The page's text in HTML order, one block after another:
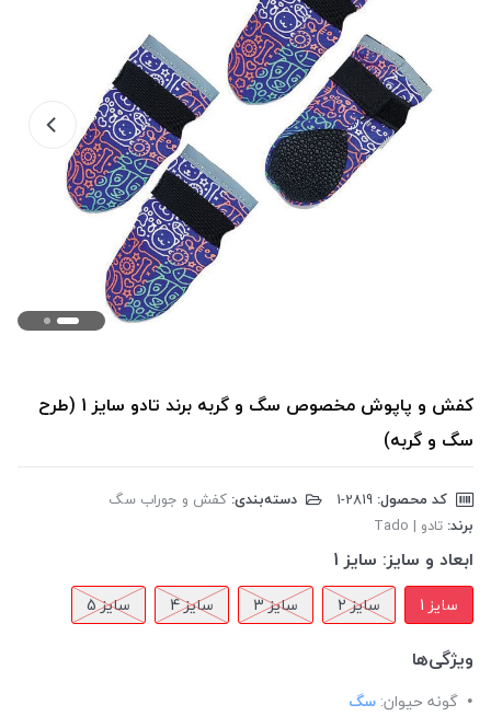
کفش و پاپوش مخصوص سگ و گربه برند تادو سایز 1 (طرح
سگ و گربه)
کد محصول: دسته‌بندی: کفش و جوراب سگ
برند: تادو | Tado
ابعاد و سایز: سایز 1
سایز 1 سایز 2 سایز 3 سایز 4 سایز 5
ویژگی‌ها
گونه حیوان: سگ